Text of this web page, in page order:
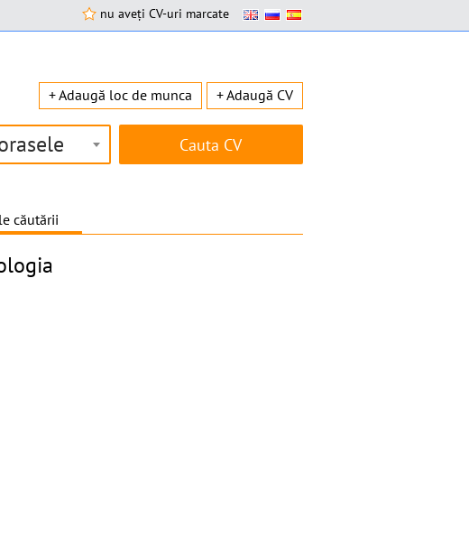
nu aveți CV-uri marcate
+ Adaugă loc de munca + Adaugă CV
căutării